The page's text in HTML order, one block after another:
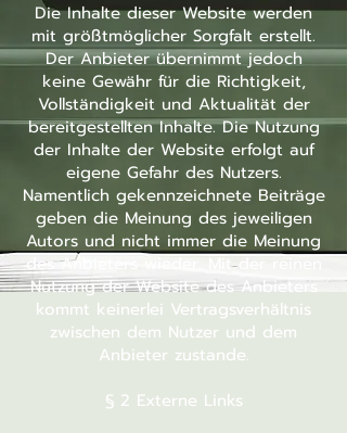
Die Inhalte dieser Website werden
mit größtmöglicher Sorgfalt erstellt.
Der Anbieter übernimmt jedoch
keine Gewähr für die Richtigkeit,
Vollständigkeit und Aktualität der
bereitgestellten Inhalte. Die Nutzung
der Inhalte der Website erfolgt auf
eigene Gefahr des Nutzers.
Namentlich gekennzeichnete Beiträge
geben die Meinung des jeweiligen
Autors und nicht immer die Meinung
des Anbieters wieder. Mit der reinen
Nutzung der Website des Anbieters
kommt keinerlei Vertragsverhältnis
zwischen dem Nutzer und dem
Anbieter zustande.
§ 2 Externe Links